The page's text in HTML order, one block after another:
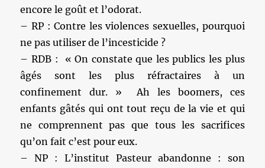
encore le goût et l’odorat.
– RP : Contre les violences sexuelles, pourquoi
ne pas utiliser de l’incesticide ?
– RDB : « On constate que les publics les plus
âgés sont les plus réfractaires à un
confinement dur. » Ah les boomers, ces
enfants gâtés qui ont tout reçu de la vie et qui
ne comprennent pas que tous les sacrifices
qu’on fait c’est pour eux.
– NP : L’institut Pasteur abandonne : son